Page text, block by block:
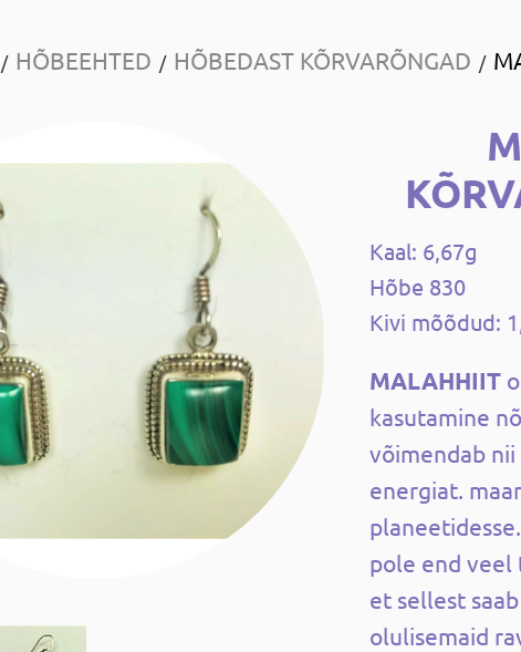
/ HÕBEEHTED / HÕBEDAST KÕRVARÕNGAD /
Kaal: 6,67g
Hõbe 830
Kivi mõõdud:
MALAHHIIT
kasutamine
võimendab
energiat.
pole end veel
et sellest
olulisemaid